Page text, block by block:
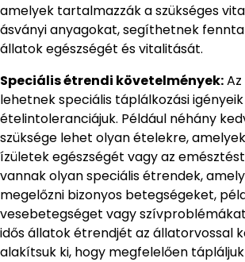
amelyek tartalmazzák a szükséges
ásványi anyagokat, segíthetnek
állatok egészségét és vitalitását.
Speciális étrendi követelmények:
lehetnek speciális táplálkozási
ételintoleranciájuk. Például néhány
szüksége lehet olyan ételekre,
ízületek egészségét vagy az
vannak olyan speciális étrendek,
megelőzni bizonyos betegségeket,
vesebetegséget vagy
idős állatok étrendjét az állatorvossal
alakítsuk ki, hogy megfelelően